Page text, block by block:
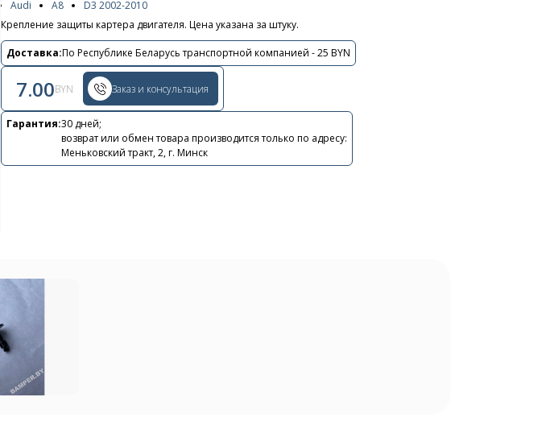
Audi
A8
D3 2002-2010
Крепление защиты картера двигателя. Цена указана за штуку.
Доставка:По Республике Беларусь транспортной компанией - 25 BYN
7.00BYN Заказ и консультация
Гарантия:30 дней;
возврат или обмен товара производится только по адресу:
Меньковский тракт, 2, г. Минск